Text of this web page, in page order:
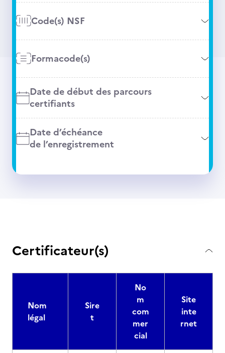
Code(s) NSF
Formacode(s)
Date de début des parcours
certifiants
Date d’échéance
de l’enregistrement
Certificateur(s)
Nom
légal
Sire
t
No
m
com
mer
cial
Site
inte
rnet